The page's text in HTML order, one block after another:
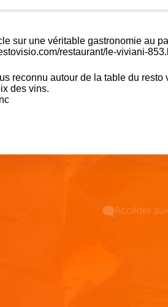
sur une véritable gastronomie au
restaurant/le-viviani-
reconnu autour de la table du
des vins.
Accéder